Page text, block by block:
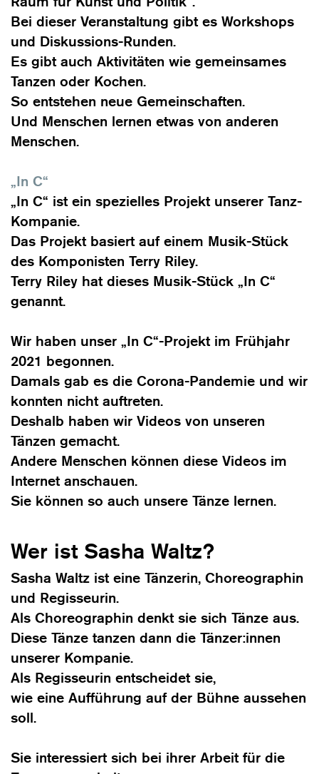
Bei dieser Veranstaltung gibt es Workshops
und Diskussions-Runden.
Es gibt auch Aktivitäten wie gemeinsames
Tanzen oder Kochen.
So entstehen neue Gemeinschaften.
Und Menschen lernen etwas von anderen
Menschen.
„In C“
„In C“ ist ein spezielles Projekt unserer Tanz-
Kompanie.
Das Projekt basiert auf einem Musik-Stück
des Komponisten Terry Riley.
Terry Riley hat dieses Musik-Stück „In C“
genannt.
Wir haben unser „In C“-Projekt im Frühjahr
2021 begonnen.
Damals gab es die Corona-Pandemie und wir
konnten nicht auftreten.
Deshalb haben wir Videos von unseren
Tänzen gemacht.
Andere Menschen können diese Videos im
Internet anschauen.
Sie können so auch unsere Tänze lernen.
Wer ist Sasha Waltz?
Sasha Waltz ist eine Tänzerin, Choreographin
und Regisseurin.
Als Choreographin denkt sie sich Tänze aus.
Diese Tänze tanzen dann die Tänzer:innen
unserer Kompanie.
Als Regisseurin entscheidet sie,
wie eine Aufführung auf der Bühne aussehen
soll.
Sie interessiert sich bei ihrer Arbeit für die